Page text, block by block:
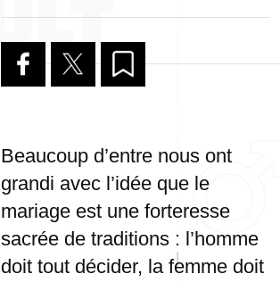
Beaucoup d’entre nous ont
grandi avec l’idée que le
mariage est une forteresse
sacrée de traditions : l’homme
doit tout décider, la femme doit